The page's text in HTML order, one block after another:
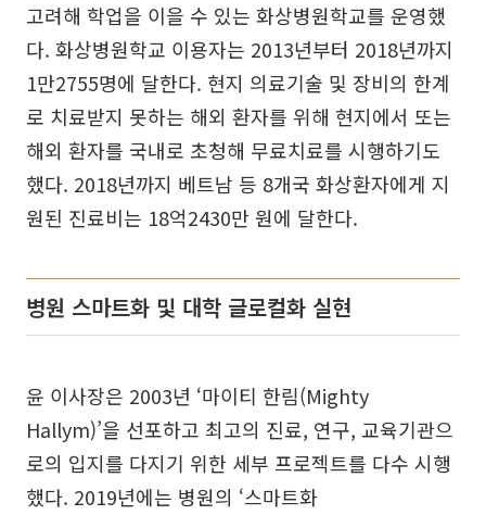
고려해 학업을 이을 수 있는 화상병원학교를 운영했
다. 화상병원학교 이용자는 2013년부터 2018년까지
1만2755명에 달한다. 현지 의료기술 및 장비의 한계
로 치료받지 못하는 해외 환자를 위해 현지에서 또는
해외 환자를 국내로 초청해 무료치료를 시행하기도
했다. 2018년까지 베트남 등 8개국 화상환자에게 지
원된 진료비는 18억2430만 원에 달한다.
병원 스마트화 및 대학 글로컬화 실현
윤 이사장은 2003년 ‘마이티 한림(Mighty
Hallym)’을 선포하고 최고의 진료, 연구, 교육기관으
로의 입지를 다지기 위한 세부 프로젝트를 다수 시행
했다. 2019년에는 병원의 ‘스마트화